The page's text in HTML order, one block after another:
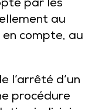
par les
au
compte, au
l’arrêté d’un
procédure